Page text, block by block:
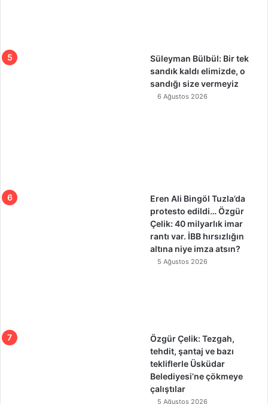
Süleyman Bülbül: Bir tek
sandık kaldı elimizde, o
sandığı size vermeyiz
6 Ağustos 2026
Eren Ali Bingöl Tuzla’da
protesto edildi… Özgür
Çelik: 40 milyarlık imar
rantı var. İBB hırsızlığın
altına niye imza atsın?
5 Ağustos 2026
Özgür Çelik: Tezgah,
tehdit, şantaj ve bazı
tekliflerle Üsküdar
Belediyesi’ne çökmeye
çalıştılar
5 Ağustos 2026